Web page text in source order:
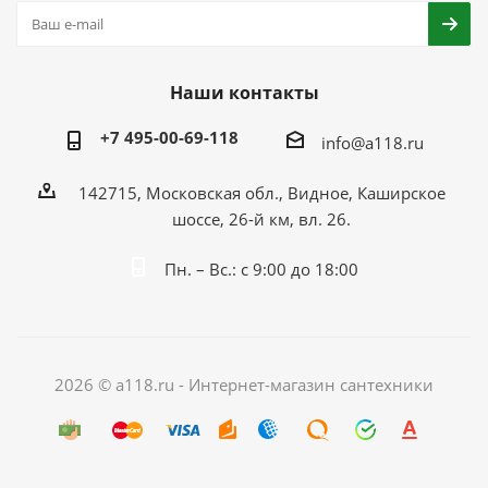
Наши контакты
+7 495-00-69-118 info@a118.ru
142715, Московская обл., Видное, Каширское
шоссе, 26-й км, вл. 26.
Пн. – Вс.: с 9:00 до 18:00
2026 © a118.ru - Интернет-магазин сантехники